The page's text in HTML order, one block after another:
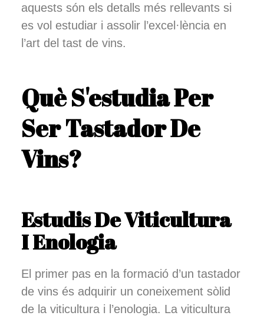
aquests són els detalls més rellevants si
es vol estudiar i assolir l’excel·lència en
l’art del tast de vins.
Què S'estudia Per
Ser Tastador De
Vins?
Estudis De Viticultura
I Enologia
El primer pas en la formació d’un tastador
de vins és adquirir un coneixement sòlid
de la viticultura i l’enologia. La viticultura